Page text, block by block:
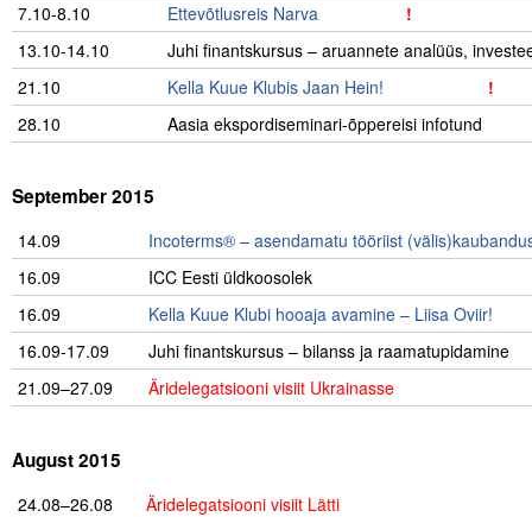
7.10-8.10
Ettevõtlusreis Narva
!
13.10-14.10
Juhi finantskursus – aruannete analüüs,
21.10
Kella Kuue Klubis Jaan Hein!
!
28.10
Aasia ekspordiseminari-õppereisi infotund
September 2015
14.09
Incoterms® – asendamatu tööriist
16.09
ICC Eesti üldkoosolek
16.09
Kella Kuue Klubi hooaja avamine – Liisa Oviir!
16.09-17.09
Juhi finantskursus – bilanss ja raamatupidamine
21.09–27.09
Äridelegatsiooni visiit Ukrainasse
August 2015
24.08–26.08 Äridelegatsiooni visiit Lätti